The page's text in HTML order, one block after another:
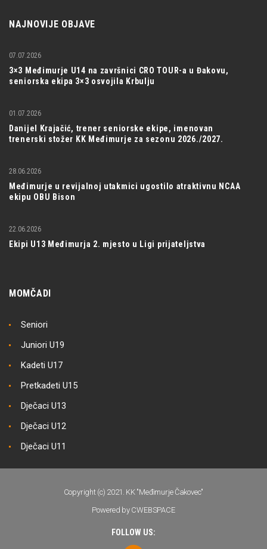
NAJNOVIJE OBJAVE
3×3 Međimurje U14 na završnici CRO TOUR-a u Đakovu,
seniorska ekipa 3×3 osvojila Krbulju
07.07.2026
Danijel Krajačić, trener seniorske ekipe, imenovan
trenerski stožer KK Međimurje za sezonu 2026./2027.
01.07.2026
Međimurje u revijalnoj utakmici ugostilo atraktivnu NCAA
ekipu OBU Bison
28.06.2026
Ekipi U13 Međimurja 2. mjesto u Ligi prijateljstva
22.06.2026
MOMČADI
Seniori
Juniori U19
Kadeti U17
Pretkadeti U15
Dječaci U13
Dječaci U12
Dječaci U11
Copyright (c) 2021. KK "Međimurje Čakovec"
Powered by CWEBSPACE
FOLLOW US: